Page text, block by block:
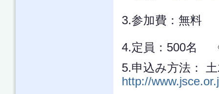
3.参加費：無
4.定員：500名
5.申込み方法：
http://